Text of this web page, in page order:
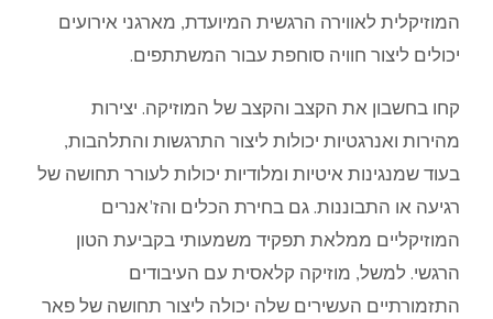
המוזיקלית לאווירה הרגשית המיועדת, מארגני אירועים
יכולים ליצור חוויה סוחפת עבור המשתתפים.
קחו בחשבון את הקצב והקצב של המוזיקה. יצירות
מהירות ואנרגטיות יכולות ליצור התרגשות והתלהבות,
בעוד שמנגינות איטיות ומלודיות יכולות לעורר תחושה של
רגיעה או התבוננות. גם בחירת הכלים והז'אנרים
המוזיקליים ממלאת תפקיד משמעותי בקביעת הטון
הרגשי. למשל, מוזיקה קלאסית עם העיבודים
התזמורתיים העשירים שלה יכולה ליצור תחושה של פאר